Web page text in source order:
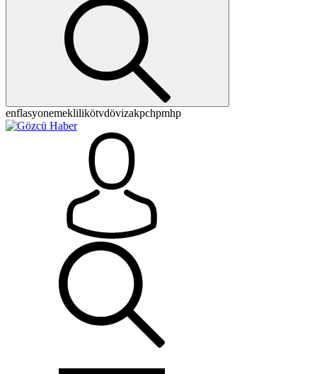
enflasyonemeklilikötvdövizakpchpmhp